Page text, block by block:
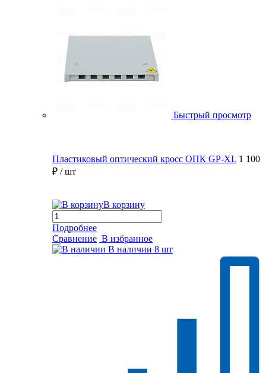
Быстрый просмотр
Пластиковый оптический кросс ОПК GP-XL 1 100
₽ / шт
В корзину
Подробнее
Сравнение В избранное
В наличии 8 шт